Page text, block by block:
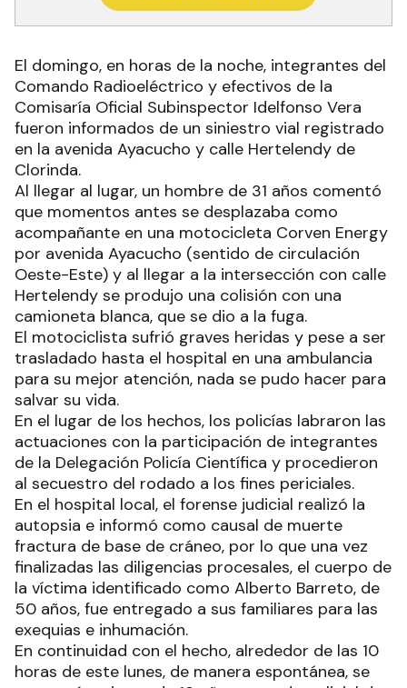
El domingo, en horas de la noche, integrantes del
Comando Radioeléctrico y efectivos de la
Comisaría Oficial Subinspector Idelfonso Vera
fueron informados de un siniestro vial registrado
en la avenida Ayacucho y calle Hertelendy de
Clorinda.
Al llegar al lugar, un hombre de 31 años comentó
que momentos antes se desplazaba como
acompañante en una motocicleta Corven Energy
por avenida Ayacucho (sentido de circulación
Oeste-Este) y al llegar a la intersección con calle
Hertelendy se produjo una colisión con una
camioneta blanca, que se dio a la fuga.
El motociclista sufrió graves heridas y pese a ser
trasladado hasta el hospital en una ambulancia
para su mejor atención, nada se pudo hacer para
salvar su vida.
En el lugar de los hechos, los policías labraron las
actuaciones con la participación de integrantes
de la Delegación Policía Científica y procedieron
al secuestro del rodado a los fines periciales.
En el hospital local, el forense judicial realizó la
autopsia e informó como causal de muerte
fractura de base de cráneo, por lo que una vez
finalizadas las diligencias procesales, el cuerpo de
la víctima identificado como Alberto Barreto, de
50 años, fue entregado a sus familiares para las
exequias e inhumación.
En continuidad con el hecho, alrededor de las 10
horas de este lunes, de manera espontánea, se